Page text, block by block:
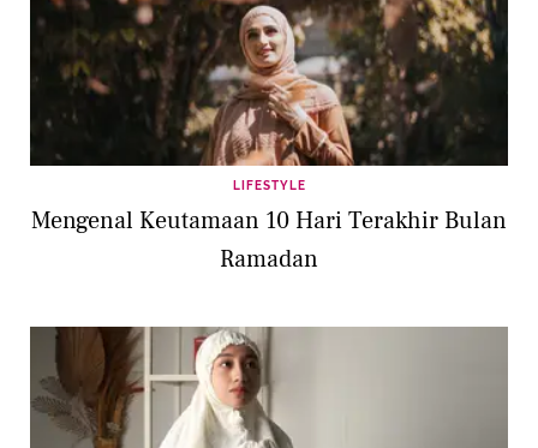
LIFESTYLE
Mengenal Keutamaan 10 Hari Terakhir Bulan
Ramadan